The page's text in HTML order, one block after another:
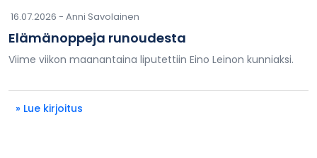
16.07.2026 - Anni Savolainen
Elämänoppeja runoudesta
Viime viikon maanantaina liputettiin Eino Leinon kunniaksi.
» Lue kirjoitus